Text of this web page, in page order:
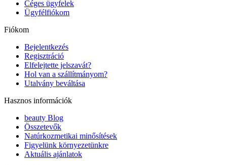
Céges ügyfelek
Ügyfélfiókom
Fiókom
Bejelentkezés
Regisztráció
Elfelejtette jelszavát?
Hol van a szállítmányom?
Utalvány beváltása
Hasznos információk
beauty Blog
Összetevők
Natúrkozmetikai minősítések
Figyelünk környezetünkre
Aktuális ajánlatok